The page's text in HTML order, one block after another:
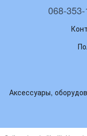
068-
Аксессуары,